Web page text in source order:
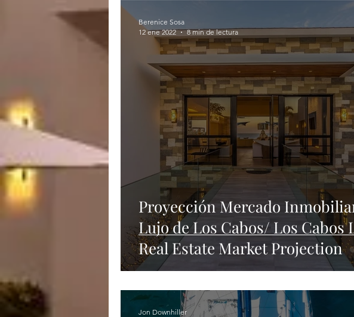
Proyección Mercado
Lujo de Los Cabos/ Los Cabos
Real Estate Market Projection
Berenice Sosa
12 ene 2022
8 min de lectura
Jon Downhiller